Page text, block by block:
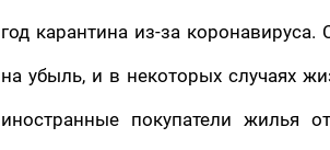
год карантина из-за
на убыль, и в некоторых случаях
иностранные покупатели жилья